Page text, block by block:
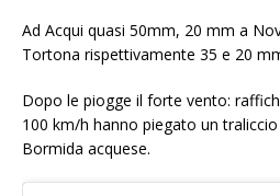
Ad Acqui quasi 50mm, 20 mm a
Tortona rispettivamente 35 e 20
Dopo le piogge il forte vento:
100 km/h hanno piegato un
Bormida acquese.